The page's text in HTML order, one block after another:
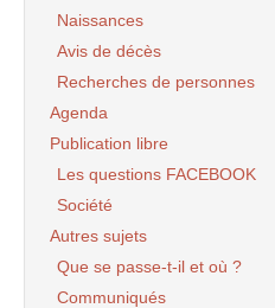
Naissances
Avis de décès
Recherches de personnes
Agenda
Publication libre
Les questions FACEBOOK
Société
Autres sujets
Que se passe-t-il et où ?
Communiqués